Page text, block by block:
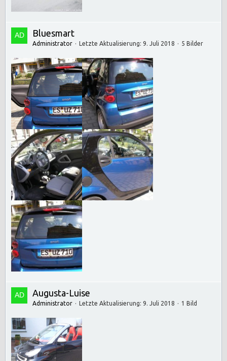
Bluesmart
Administrator Letzte Aktualisierung: 9. Juli 2018 5 Bilder
Augusta-Luise
Administrator Letzte Aktualisierung: 9. Juli 2018 1 Bild